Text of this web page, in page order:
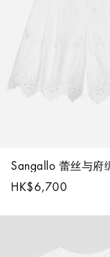
Sangallo 蕾丝与府
HK$6,700